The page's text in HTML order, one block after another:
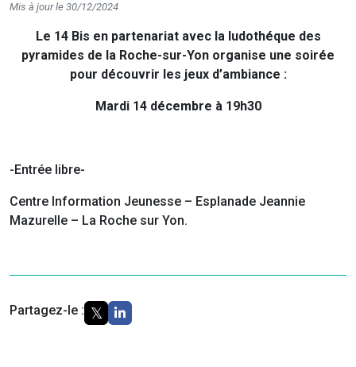
Mis à jour le 30/12/2024
Le 14 Bis en partenariat avec la ludothéque des
pyramides de la Roche-sur-Yon organise une soirée
pour découvrir les jeux d’ambiance :
Mardi 14 décembre à 19h30
-Entrée libre-
Centre Information Jeunesse – Esplanade Jeannie
Mazurelle – La Roche sur Yon.
Partagez-le :